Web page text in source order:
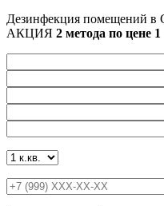
Дезинфекция помещений в
АКЦИЯ 2 метода по цене 1